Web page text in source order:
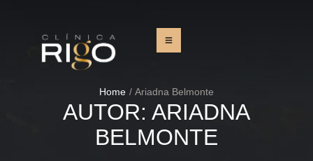
Home / Ariadna Belmonte
AUTOR: ARIADNA
BELMONTE